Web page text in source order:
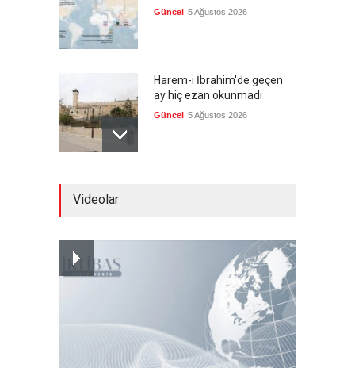
Güncel 5 Ağustos 2026
Harem-i İbrahim'de geçen
ay hiç ezan okunmadı
Güncel 5 Ağustos 2026
Almanya'nın otomotiv
merkezli ekonomi modeli
sınıra dayandı
Güncel 5 Ağustos 2026
Videolar